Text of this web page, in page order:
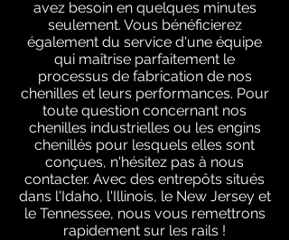
avez besoin en quelques minutes
seulement. Vous bénéficierez
également du service d'une équipe
qui maîtrise parfaitement le
processus de fabrication de nos
chenilles et leurs performances. Pour
toute question concernant nos
chenilles industrielles ou les engins
chenillés pour lesquels elles sont
conçues, n'hésitez pas à nous
contacter. Avec des entrepôts situés
dans l'Idaho, l'Illinois, le New Jersey et
le Tennessee, nous vous remettrons
rapidement sur les rails !